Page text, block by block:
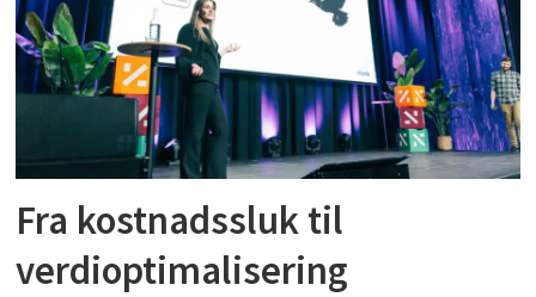
Fra kostnadssluk til
verdioptimalisering